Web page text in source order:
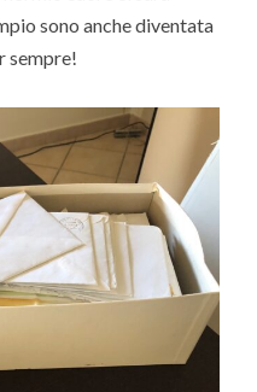
sono anche diventata
sempre!